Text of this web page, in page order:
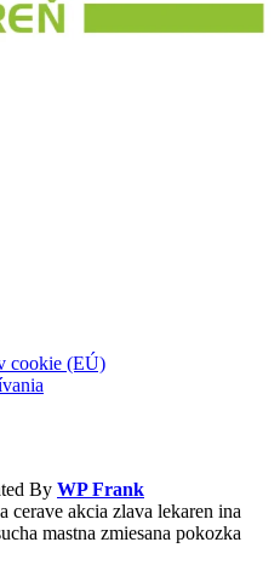
cookie (EÚ)
By WP Frank
cerave akcia zlava lekaren ina
mastna zmiesana pokozka